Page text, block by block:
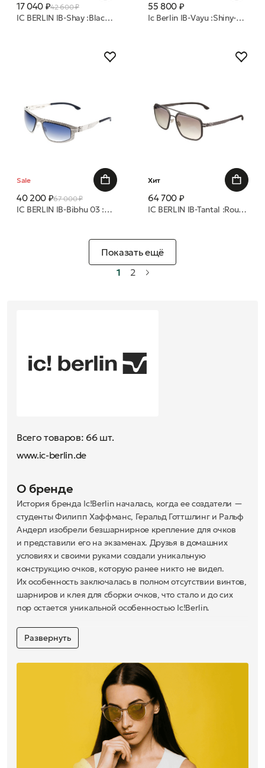
17 040 ₽42 600 ₽
IC BERLIN IB-Shay :Black:Quicksilver :Donnerstag очки с/з
55 800 ₽
Ic Berlin IB-Vayu :Shiny-Bronze :Misty-Grey-Matt :RX-Clear :Mittwoch 51 оправа
Sale
40 200 ₽67 000 ₽
IC BERLIN IB-Bibhu 03 :Plazma silver:marine blue:night-clear :BibhusC очки с/з
Хит
64 700 ₽
IC BERLIN IB-Tantal :Rough-Graphite :Warm Grey :Storm Grey :Donnerstag очки с/з
Показать ещё
1
2
Всего товаров: 66 шт.
www.ic-berlin.de
О бренде
История бренда Ic!Berlin началась, когда ее создатели —
студенты Филипп Хаффманс, Геральд Готтшлинг и Ральф
Андерл изобрели безшарнирное крепление для очков
и представили его на экзаменах. Друзья в домашних
условиях и своими руками создали уникальную
конструкцию очков, которую ранее никто не видел.
Их особенность заключалась в полном отсутствии винтов,
шарниров и клея для сборки очков, что стало и до сих
пор остается уникальной особенностью Ic!Berlin.
В истории бренда Ic!Berlin есть немало интересных
моментов помимо уникальной технологии. Например,
потому что у них попросту не было денег арендовать
стенд. Свои очки они показывали посетителям, доставая
их из карманов плащей. Незадачливых бизнесменов чуть
не выгнали с выставки, правда по счастливой
случайности в эту историю вмешался дизайнер Роберт
ла Рош и выделил для презентации достойного продукта
место на собственной площадке. Там и были заключены
несколько крупных контрактов. Компания ic! berlin
Развернуть